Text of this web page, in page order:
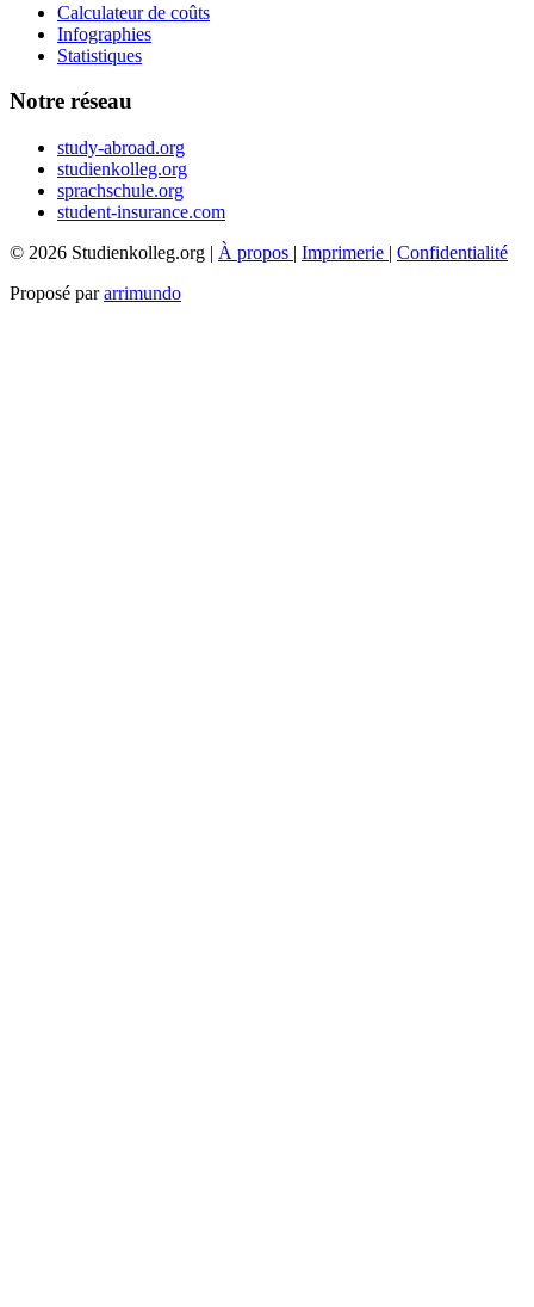
Calculateur de coûts
Infographies
Statistiques
Notre réseau
study-abroad.org
studienkolleg.org
sprachschule.org
student-insurance.com
© 2026 Studienkolleg.org | À propos | Imprimerie | Confidentialité
Proposé pararrimundo